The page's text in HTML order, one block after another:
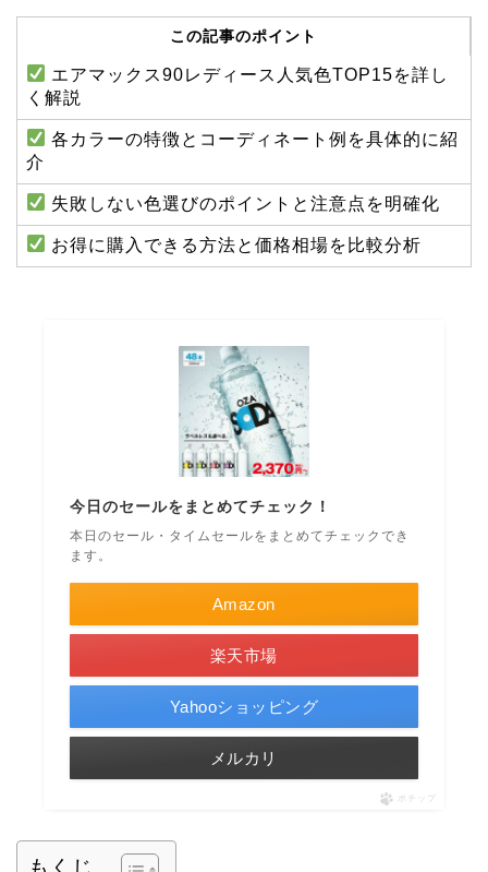
この記事のポイント
エアマックス90レディース人気色TOP15を詳し
く解説
各カラーの特徴とコーディネート例を具体的に紹
介
失敗しない色選びのポイントと注意点を明確化
お得に購入できる方法と価格相場を比較分析
今日のセールをまとめてチェック！
本日のセール・タイムセールをまとめてチェックでき
ます。
Amazon
楽天市場
Yahooショッピング
メルカリ
ポチップ
もくじ